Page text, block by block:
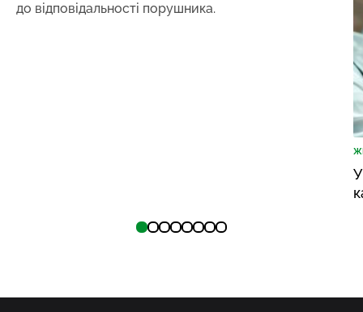
до відповідальності порушника.